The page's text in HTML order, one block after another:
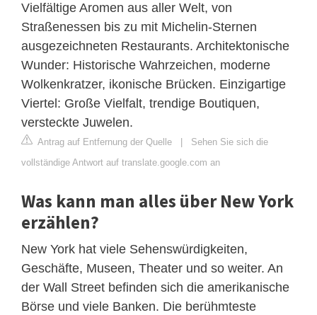
Vielfältige Aromen aus aller Welt, von
Straßenessen bis zu mit Michelin-Sternen
ausgezeichneten Restaurants. Architektonische
Wunder: Historische Wahrzeichen, moderne
Wolkenkratzer, ikonische Brücken. Einzigartige
Viertel: Große Vielfalt, trendige Boutiquen,
versteckte Juwelen.
Antrag auf Entfernung der Quelle
Sehen Sie sich die
vollständige Antwort auf translate.google.com an
Was kann man alles über New York
erzählen?
New York hat viele Sehenswürdigkeiten,
Geschäfte, Museen, Theater und so weiter. An
der Wall Street befinden sich die amerikanische
Börse und viele Banken. Die berühmteste